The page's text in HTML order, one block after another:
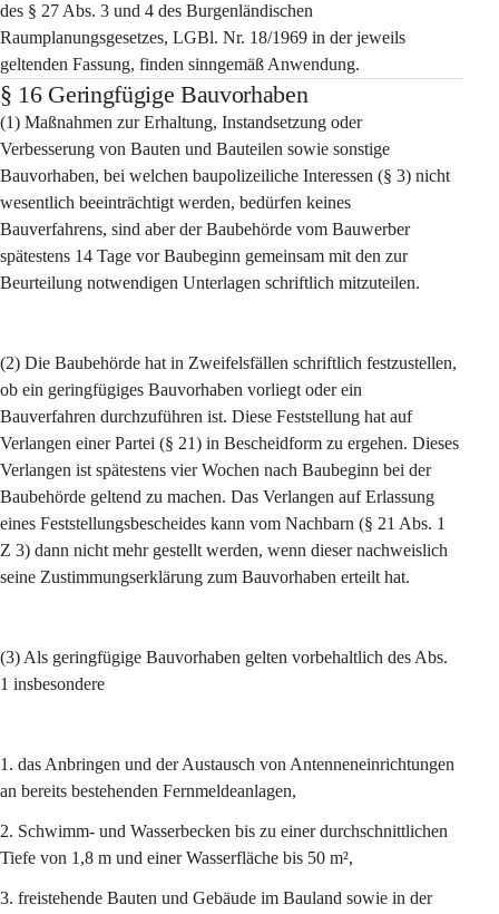
des § 27 Abs. 3 und 4 des Burgenländischen
Raumplanungsgesetzes, LGBl. Nr. 18/1969 in der jeweils
geltenden Fassung, finden sinngemäß Anwendung.
§ 16 Geringfügige Bauvorhaben
(1) Maßnahmen zur Erhaltung, Instandsetzung oder
Verbesserung von Bauten und Bauteilen sowie sonstige
Bauvorhaben, bei welchen baupolizeiliche Interessen (§ 3) nicht
wesentlich beeinträchtigt werden, bedürfen keines
Bauverfahrens, sind aber der Baubehörde vom Bauwerber
spätestens 14 Tage vor Baubeginn gemeinsam mit den zur
Beurteilung notwendigen Unterlagen schriftlich mitzuteilen.
(2) Die Baubehörde hat in Zweifelsfällen schriftlich festzustellen,
ob ein geringfügiges Bauvorhaben vorliegt oder ein
Bauverfahren durchzuführen ist. Diese Feststellung hat auf
Verlangen einer Partei (§ 21) in Bescheidform zu ergehen. Dieses
Verlangen ist spätestens vier Wochen nach Baubeginn bei der
Baubehörde geltend zu machen. Das Verlangen auf Erlassung
eines Feststellungsbescheides kann vom Nachbarn (§ 21 Abs. 1
Z 3) dann nicht mehr gestellt werden, wenn dieser nachweislich
seine Zustimmungserklärung zum Bauvorhaben erteilt hat.
(3) Als geringfügige Bauvorhaben gelten vorbehaltlich des Abs.
1 insbesondere
1. das Anbringen und der Austausch von Antenneneinrichtungen
an bereits bestehenden Fernmeldeanlagen,
2. Schwimm- und Wasserbecken bis zu einer durchschnittlichen
Tiefe von 1,8 m und einer Wasserfläche bis 50 m²,
3. freistehende Bauten und Gebäude im Bauland sowie in der